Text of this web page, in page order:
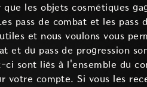
les objets cosmétiques
pass de combat et les pass
et nous voulons vous
et du pass de progression
ci sont liés à l'ensemble du
votre compte. Si vous les